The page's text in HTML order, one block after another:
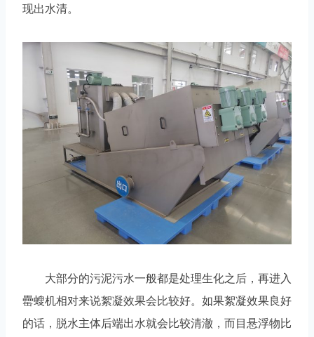
现出水清。
大部分的污泥污水一般都是处理生化之后，再进入
罍螋机相对来说絮凝效果会比较好。如果絮凝效果良好
的话，脱水主体后端出水就会比较清澈，而目悬浮物比